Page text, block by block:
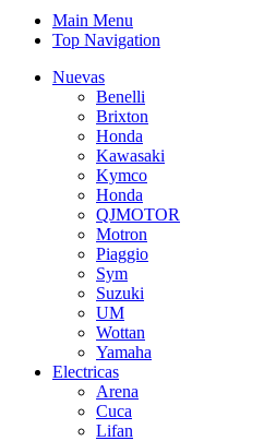
Main Menu
Top Navigation
Nuevas
Benelli
Brixton
Honda
Kawasaki
Kymco
Honda
QJMOTOR
Motron
Piaggio
Sym
Suzuki
UM
Wottan
Yamaha
Electricas
Arena
Cuca
Lifan